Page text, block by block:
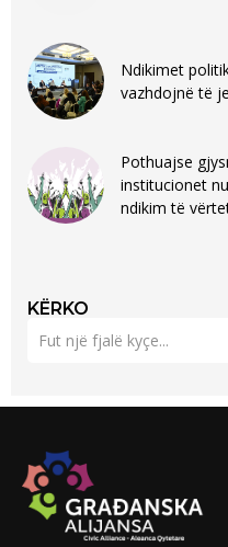
Ndikimet
vazhdojnë të
Pothuajse
institucionet
ndikim të
KËRKO